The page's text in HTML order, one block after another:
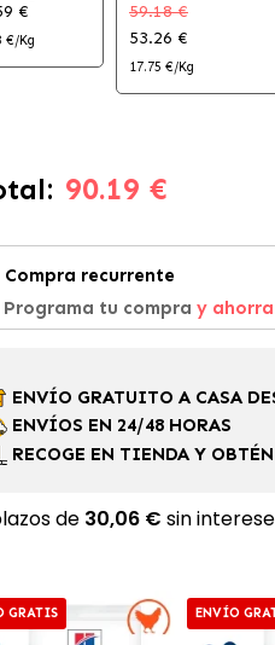
€
€/Kg
59.18 €
53.26 €
17.75 €/Kg
90.19 €
Compra recurrente
Programa tu compra y ahorra
ENVÍO GRATUITO A CASA
ENVÍOS EN 24/48 HORAS
RECOGE EN TIENDA Y
GRATIS ENVÍO